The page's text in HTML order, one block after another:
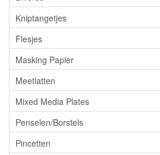
Kniptangetjes
Flesjes
Masking Papier
Meetlatten
Mixed Media Plates
Penselen/Borstels
Pincetten